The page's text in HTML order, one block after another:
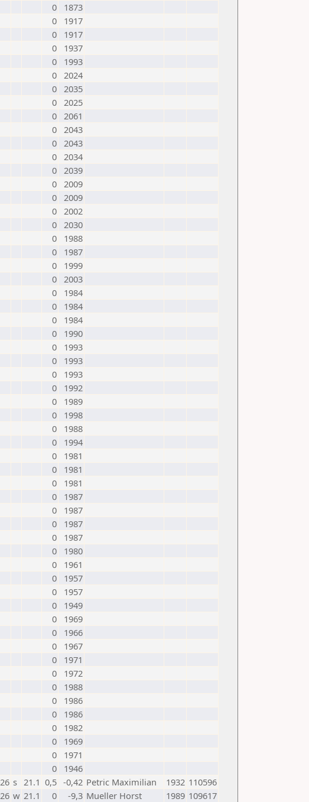
0
1873
0
1917
0
1917
0
1937
0
1993
0 2024
0 2035
0 2025
0 2061
0 2043
0 2043
0 2034
0 2039
0 2009
0 2009
0 2002
0 2030
0
1988
0
1987
0
1999
0 2003
0
1984
0
1984
0
1984
0
1990
0
1993
0
1993
0
1993
0
1992
0
1989
0
1998
0
1988
0
1994
0
1981
0
1981
0
1981
0
1987
0
1987
0
1987
0
1987
0
1980
0
1961
0
1957
0
1957
0
1949
0
1969
0
1966
0
1967
0
1971
0
1972
0
1988
0
1986
0
1986
0
1982
0
1969
0
1971
0
1946
s 21.1 0,5 -0,42 Petric Maximilian 1932 110596
w 21.1 0 -9,3 Mueller Horst 1989 109617